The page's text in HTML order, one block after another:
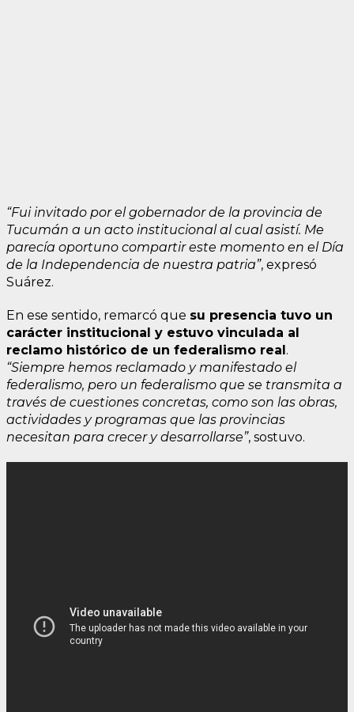
“Fui invitado por el gobernador de la provincia de
Tucumán a un acto institucional al cual asistí. Me
parecía oportuno compartir este momento en el Día
de la Independencia de nuestra patria”, expresó
Suárez.
En ese sentido, remarcó que su presencia tuvo un
carácter institucional y estuvo vinculada al
reclamo histórico de un federalismo real.
“Siempre hemos reclamado y manifestado el
federalismo, pero un federalismo que se transmita a
través de cuestiones concretas, como son las obras,
actividades y programas que las provincias
necesitan para crecer y desarrollarse”, sostuvo.